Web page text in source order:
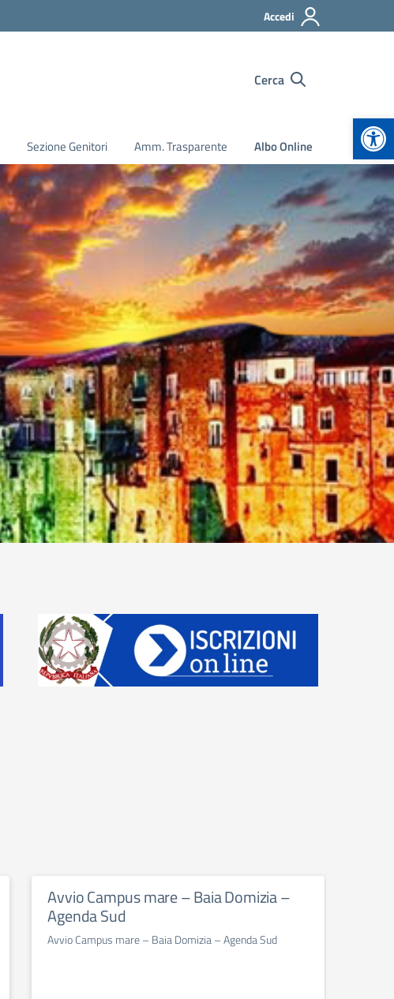
Accedi
Cerca
Sezione Genitori Amm. Trasparente Albo Online
Avvio Campus mare – Baia Domizia –
Agenda Sud
Avvio Campus mare – Baia Domizia – Agenda Sud